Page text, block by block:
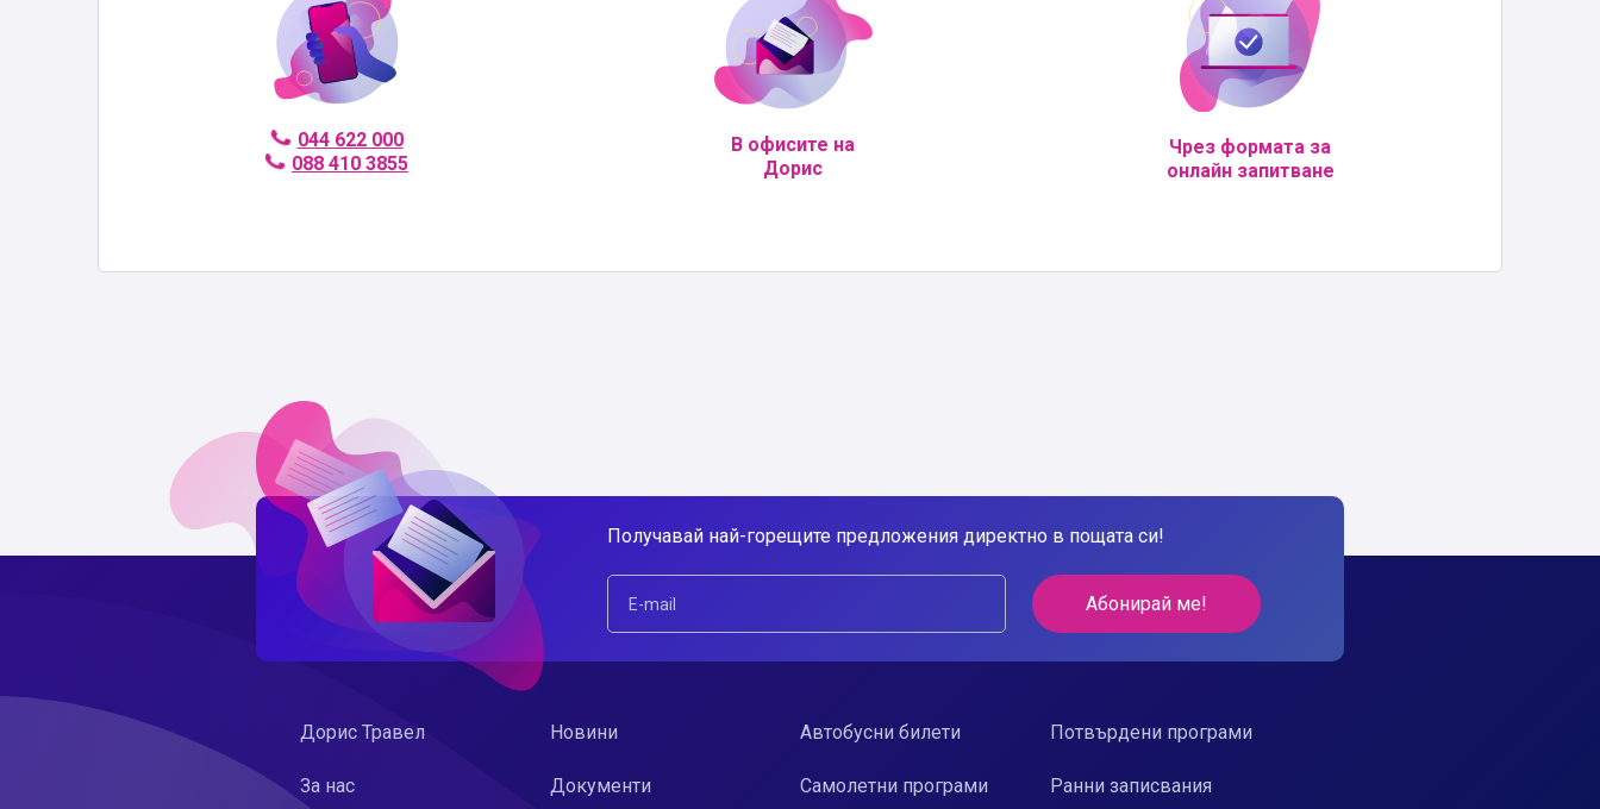
044 622 000
088 410 3855
В офисите на
Дорис
Чрез формата за
онлайн запитване
Получавай най-горещите предложения директно в пощата си!
Абонирай ме!
Дорис Травел
За нас
Новини
Документи
Автобусни билети
Самолетни програми
Потвърдени програми
Ранни записвания